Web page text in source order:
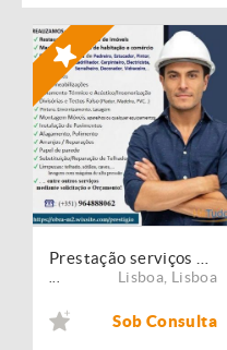
Lisboa Lisboa
Sob Consulta